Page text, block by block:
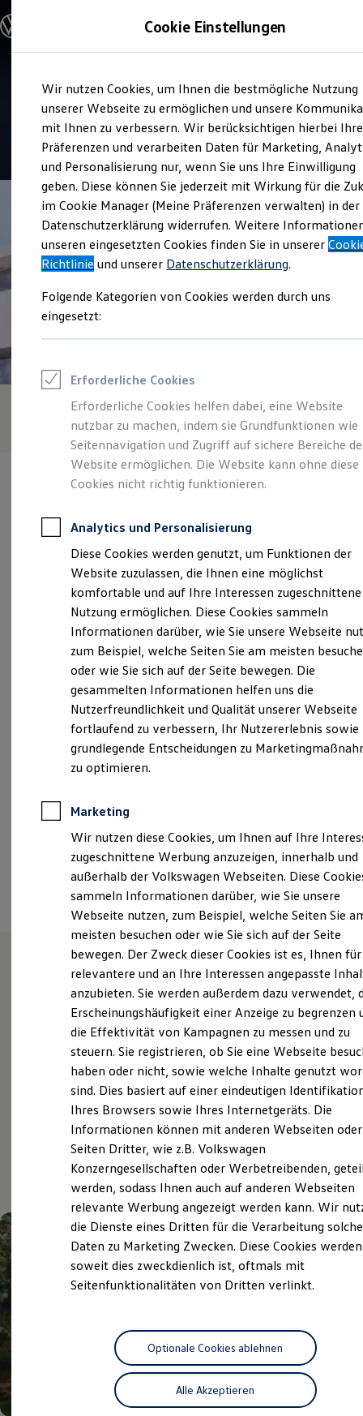
Hauptinhalt
springen
Footer
springen
Modelle & Konfigurator
Nutzfahrzeugkategorien entdecken
Modelle konfigurieren
Vorgängermodelle und Oldtimer
Vorgängermodelle
Oldtimer
Bulli Historie
Branchenlösungen & Gewerbekunden
Umbaulösungen und Hersteller finden
Auf- und Umbauten entdecken & konfigurieren
Groß- und Sonderkunden
Großkunden
Kommunen & Behörden
Journalisten
Sportvereine
Branchenlösungen
Gewerbliche Personenbeförderung
Service & mobile Werkstätten
Kühlfahrzeuge
ONE Business ID Vorteile
Fahrzeugsuche & Marktplatz
Fahrzeugsuche
Fahrzeuge online kaufen
Digitaler Marktplatz
Kauf & Finanzierung
Online-Fahrzeugbewertung
Aktionen & Angebote
Für Gewerbekunden
Profi Paket
TopDeal
Gebrauchtwagen
ProfiPartner für Gebrauchtwagen
Zertifizierte Gebrauchtwagen
Finanzierung
Für Privatkunden
Für Gewerbekunden
Leasing
Für Privatkunden
Für Gewerbekunden
Versicherungen & Garantien
Garantien
Kfz-Versicherung für Nutzfahrzeuge
Restschuldversicherung
Wartungsverträge
Besitzer & Service
Sommer-Special
Reparatur, Pflege & Inspektion
Servicetermin anfragen
Service-Vorteile bei Volkswagen Nutzfahrzeuge
Economy Service
Räder & Reifen Service
Ersatzfahrzeuge
Notdienst und Pannenhilfe
Software, Konnektivität & Apps
California App
VW Connect für Ihren ID. Buzz
VW Connect für Ihren Transporter/Caravelle
VW Connect für Ihren Amarok
VW Connect für andere Modelle
Connect Pro
Fleet Interface Data
Multistop Pathfinder
Übersicht Software Updates
Hilfreiches für Besitzer
Fahrerassistenz- und Sicherheitssysteme
Kontrollleuchten
Kurzfahrprofile und Ölverdünnung
Batterieverordnung
XTL-Dieselkraftstoff
Ersatzteile und Betriebsflüssigkeiten
Original Zubehör und Lifestyle Produkte
myVolkswagen Business
Elektrisch & Autonom
Elektro - & Hybridfahrzeuge
Klimafreundlicher Strom
Ladezeitensimulator
Ladelösungen für Privatkunden
Ladelösungen für Gewerbekunden
Wallbox und Ladekabel
Bidirektionales Laden
Förderung & Kosten der Elektrofahrzeuge
Service
Auto Müller und Sohn
5|15 Bewertungen
Verantwortlich für die Inhalte auf dieser Seite ist die Auto Müller -
Sohn oHG (Impressum & Rechtliches )
Altgomlitz 15, 01108 Dresden
automueller@automueller-dresden.de
Montag-Freitag 07:00-18:00 Uhr
Ansprechpartner
Termin vereinbaren
Unsere Leistungenim
Überblick
Service
Aktuelle Highlights
und Angebote
Cookie Einstellungen
Wir nutzen Cookies, um Ihnen die bestmögliche Nutzung
unserer Webseite zu ermöglichen und unsere
mit Ihnen zu verbessern. Wir berücksichtigen hierbei Ihre
Präferenzen und verarbeiten Daten für Marketing,
und Personalisierung nur, wenn Sie uns Ihre Einwilligung
geben. Diese können Sie jederzeit mit Wirkung für die
im Cookie Manager (Meine Präferenzen verwalten) in der
Datenschutzerklärung widerrufen. Weitere
unseren eingesetzten Cookies finden Sie in unserer
Richtlinie und unserer Datenschutzerklärung.
Folgende Kategorien von Cookies werden durch uns
eingesetzt:
Erforderliche Cookies
Erforderliche Cookies helfen dabei, eine Website
nutzbar zu machen, indem sie Grundfunktionen wie
Seitennavigation und Zugriff auf sichere Bereiche
Website ermöglichen. Die Website kann ohne diese
Cookies nicht richtig funktionieren.
Analytics und Personalisierung
Diese Cookies werden genutzt, um Funktionen der
Website zuzulassen, die Ihnen eine möglichst
komfortable und auf Ihre Interessen zugeschnittene
Nutzung ermöglichen. Diese Cookies sammeln
Informationen darüber, wie Sie unsere Webseite
zum Beispiel, welche Seiten Sie am meisten
oder wie Sie sich auf der Seite bewegen. Die
gesammelten Informationen helfen uns die
Nutzerfreundlichkeit und Qualität unserer Webseite
fortlaufend zu verbessern, Ihr Nutzererlebnis sowie
grundlegende Entscheidungen zu
zu optimieren.
Marketing
Wir nutzen diese Cookies, um Ihnen auf Ihre
zugeschnittene Werbung anzuzeigen, innerhalb und
außerhalb der Volkswagen Webseiten. Diese
sammeln Informationen darüber, wie Sie unsere
Webseite nutzen, zum Beispiel, welche Seiten Sie
meisten besuchen oder wie Sie sich auf der Seite
bewegen. Der Zweck dieser Cookies ist es, Ihnen für
relevantere und an Ihre Interessen angepasste
anzubieten. Sie werden außerdem dazu verwendet,
Erscheinungshäufigkeit einer Anzeige zu begrenzen
die Effektivität von Kampagnen zu messen und zu
steuern. Sie registrieren, ob Sie eine Webseite
haben oder nicht, sowie welche Inhalte genutzt
sind. Dies basiert auf einer eindeutigen
Ihres Browsers sowie Ihres Internetgeräts. Die
Informationen können mit anderen Webseiten oder
Seiten Dritter, wie z.B. Volkswagen
Konzerngesellschaften oder Werbetreibenden,
werden, sodass Ihnen auch auf anderen Webseiten
relevante Werbung angezeigt werden kann. Wir
die Dienste eines Dritten für die Verarbeitung
Daten zu Marketing Zwecken. Diese Cookies
soweit dies zweckdienlich ist, oftmals mit
Seitenfunktionalitäten von Dritten verlinkt.
Alle Akzeptieren
Optionale Cookies ablehnen